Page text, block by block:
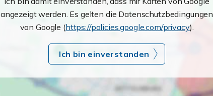
angezeigt werden. Es gelten die Datenschutzbedingungen
von Google (https://policies.google.com/privacy).
Ich bin einverstanden